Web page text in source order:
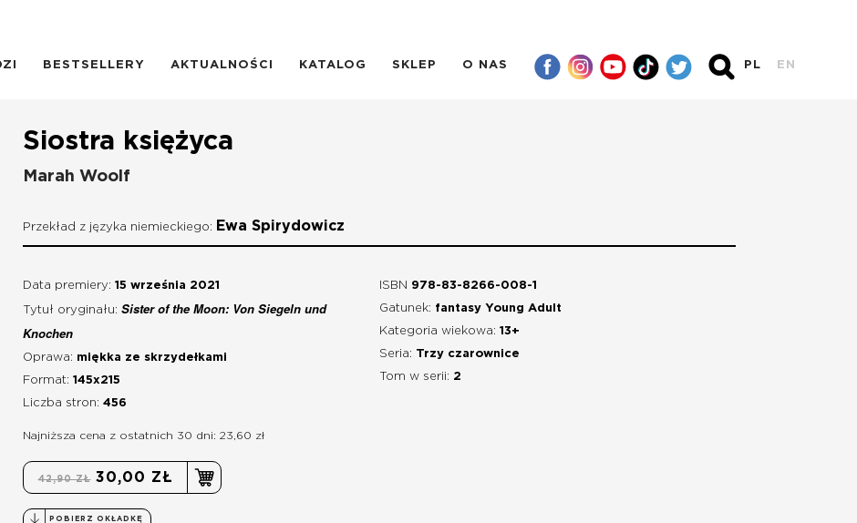
BESTSELLERY AKTUALNOŚCI KATALOG SKLEP O NAS PL EN
Siostra księżyca
Marah Woolf
Przekład z języka niemieckiego: Ewa Spirydowicz
Data premiery: 15 września 2021
Tytuł oryginału: Sister of the Moon: Von Siegeln und
Knochen
Oprawa: miękka ze skrzydełkami
Format: 145x215
Liczba stron: 456
ISBN 978-83-8266-008-1
Gatunek: fantasy Young Adult
Kategoria wiekowa: 13+
Seria: Trzy czarownice
Tom w serii: 2
Najniższa cena z ostatnich 30 dni: 23,60 zł
42,90 ZŁ 30,00 ZŁ
POBIERZ OKŁADKĘ